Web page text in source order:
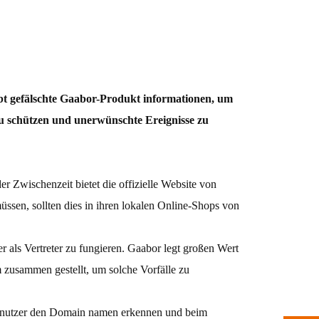
gefälschte Gaabor-Produkt informationen, um
und unerwünschte Ereignisse zu
Zwischenzeit bietet die offizielle Website von
sollten dies in ihren lokalen Online-Shops von
als Vertreter zu fungieren. Gaabor legt großen Wert
gestellt, um solche Vorfälle zu
den Domain namen erkennen und beim